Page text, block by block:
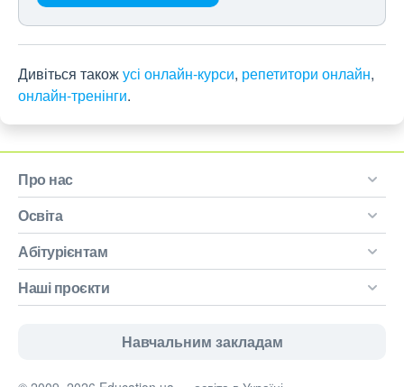
Дивіться такожусі онлайн-курси, репетитори онлайн,
онлайн-тренінги.
Про нас
Освіта
Абітурієнтам
Наші проєкти
Навчальним закладам